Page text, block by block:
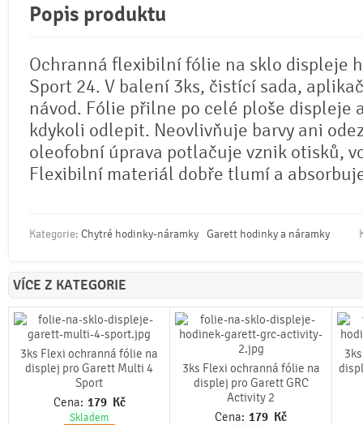
Popis produktu
Ochranná flexibilní fólie na sklo displeje
Sport 24. V balení 3ks, čistící sada,
návod. Fólie přilne po celé ploše displeje
kdykoli odlepit. Neovlivňuje barvy ani
oleofobní úprava potlačuje vznik otisků,
Flexibilní materiál dobře tlumí a
Kategorie: Chytré hodinky-náramky Garett hodinky a náramky
VÍCE Z KATEGORIE
3ks Flexi ochranná fólie na
displej pro Garett Multi 4
Sport
Cena: 179 Kč
Skladem
3ks Flexi ochranná fólie na
displej pro Garett GRC
Activity 2
Cena: 179 Kč